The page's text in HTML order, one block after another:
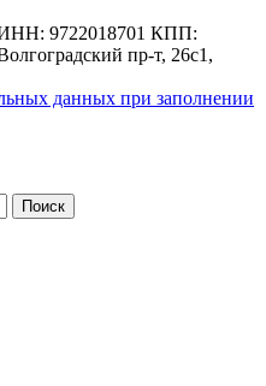
9722018701 КПП:
пр-т, 26с1,
данных при заполнении
Поиск